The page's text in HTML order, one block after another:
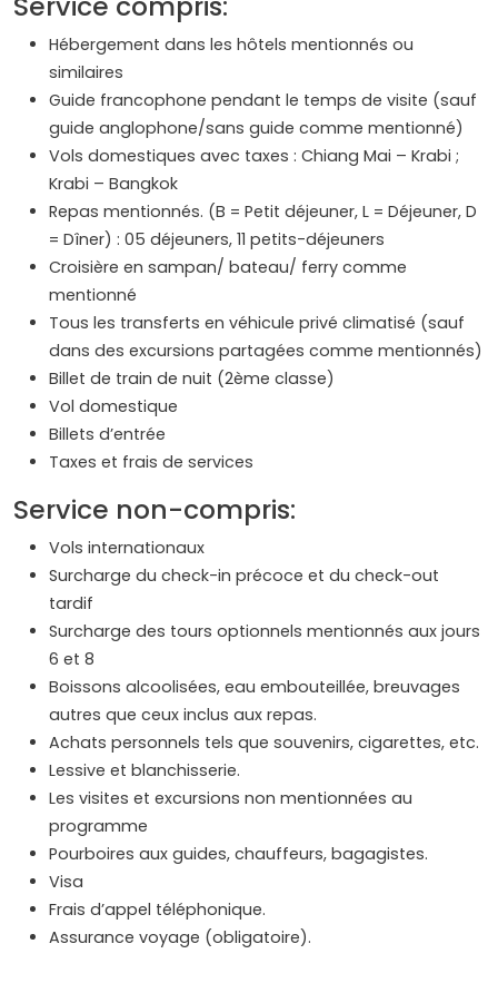
Hébergement dans les hôtels mentionnés ou
similaires
Guide francophone pendant le temps de visite (sauf
guide anglophone/sans guide comme mentionné)
Vols domestiques avec taxes : Chiang Mai – Krabi ;
Krabi – Bangkok
Repas mentionnés. (B = Petit déjeuner, L = Déjeuner, D
= Dîner) : 05 déjeuners, 11 petits-déjeuners
Croisière en sampan/ bateau/ ferry comme
mentionné
Tous les transferts en véhicule privé climatisé (sauf
dans des excursions partagées comme mentionnés)
Billet de train de nuit (2ème classe)
Vol domestique
Billets d’entrée
Taxes et frais de services
Service non-compris:
Vols internationaux
Surcharge du check-in précoce et du check-out
tardif
Surcharge des tours optionnels mentionnés aux jours
6 et 8
Boissons alcoolisées, eau embouteillée, breuvages
autres que ceux inclus aux repas.
Achats personnels tels que souvenirs, cigarettes, etc.
Lessive et blanchisserie.
Les visites et excursions non mentionnées au
programme
Pourboires aux guides, chauffeurs, bagagistes.
Visa
Frais d’appel téléphonique.
Assurance voyage (obligatoire).